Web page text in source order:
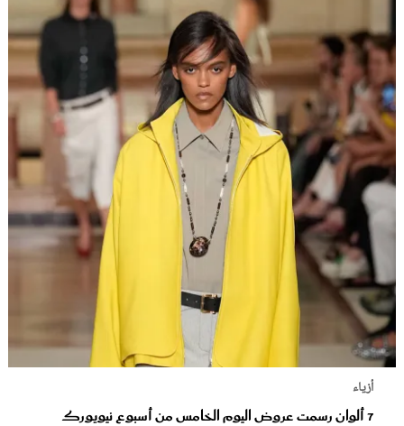
أزياء
7 ألوان رسمت عروض اليوم الخامس من أسبوع نيويورك